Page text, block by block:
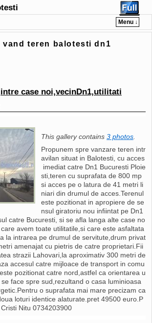
Menu ↓
vand teren balotesti dn1
case noi,vecinDn1,utilitati
This gallery contains 3 photos.
Propunem spre vanzare teren intr
avilan situat in Balotesti, cu acces
imediat catre Dn1 Bucuresti Ploie
sti,teren cu suprafata de 800 mp
si acces pe o latura de 41 metri li
niari din drumul de acces.Terenul
este pozitionat in apropiere de se
nsul giratoriu nou infiintat pe Dn1
catre Bucuresti, si se afla langa alte case no
avem toate utilitatile,si care este asfaltata
la intrarea pe drumul de servitute,drum privat
amenajat cu pietris de catre proprietari.Fii
strazii Lahovari,la aproximativ 300 metri de
accesul catre mijloace de transport in comu
pozitionat catre nord,astfel ca orientarea u
face spre sud,rezultand o casa luminioasa
o suprafata mai mare precizam ca
loturi identice alaturate.pret 49500 euro.P
Nitu 0734203900